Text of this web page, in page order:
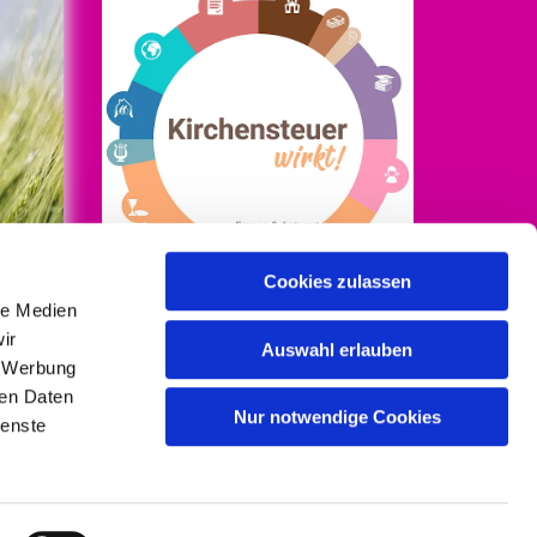
Medien
Daten
Cookies zulassen
Auswahl erlauben
Nur notwendige Cookies
Mehr Infos auf
kirchensteuer-wirkt.de